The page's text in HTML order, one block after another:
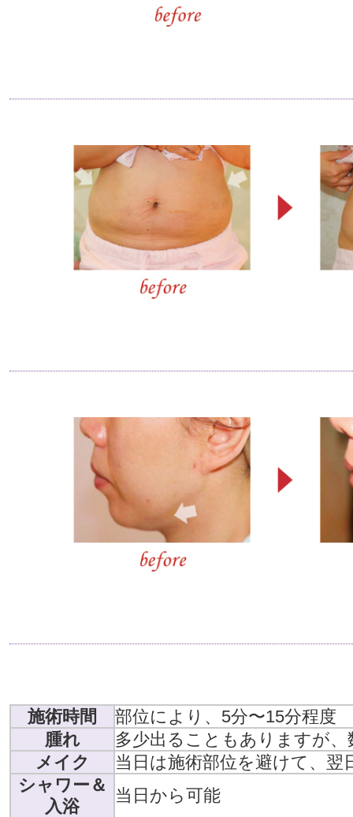
施術時間
部位により、5分〜15分程度
腫れ
多少出ることもありますが
メイク
当日は施術部位を避けて、翌
シャワー＆
入浴
当日から可能